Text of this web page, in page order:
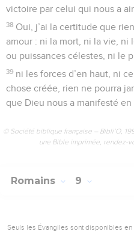
victoire par celui qui nous a
38 Oui, j’ai la certitude que
amour : ni la mort, ni la vie, ni
ou puissances célestes, ni le
39 ni les forces d’en haut, ni
chose créée, rien ne pourra
que Dieu nous a manifesté
© Société biblique française – Bibli’O,
une Bible imprimée, rendez-
Romains 9
Seuls les Évangiles sont disponibles en